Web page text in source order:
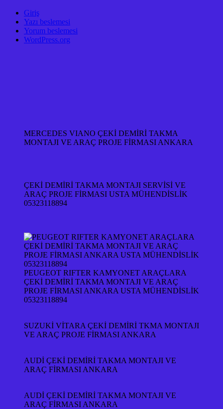
Giriş
Yazı beslemesi
Yorum beslemesi
WordPress.org
MERCEDES VIANO ÇEKİ DEMİRİ TAKMA
MONTAJI VE ARAÇ PROJE FİRMASI ANKARA
ÇEKİ DEMİRİ TAKMA MONTAJI SERVİSİ VE
ARAÇ PROJE FİRMASI USTA MÜHENDİSLİK
05323118894
PEUGEOT RIFTER KAMYONET ARAÇLARA
ÇEKİ DEMİRİ TAKMA MONTAJI VE ARAÇ
PROJE FİRMASI ANKARA USTA MÜHENDİSLİK
05323118894
SUZUKİ VİTARA ÇEKİ DEMİRİ TKMA MONTAJI
VE ARAÇ PROJE FİRMASI ANKARA
AUDİ ÇEKİ DEMİRİ TAKMA MONTAJI VE
ARAÇ FİRMASI ANKARA
AUDİ ÇEKİ DEMİRİ TAKMA MONTAJI VE
ARAÇ FİRMASI ANKARA